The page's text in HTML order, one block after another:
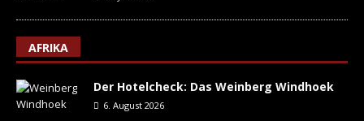
AFRIKA
Der Hotelcheck: Das Weinberg Windhoek
6. August 2026